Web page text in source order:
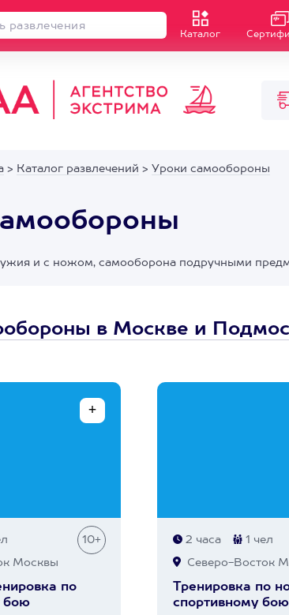
Каталог
> Каталог развлечений > Уроки самообороны
и с ножом, самооборона подручными
в Москве и
10+
Москвы
по
бою
2 часа 1 чел
Северо-Восток
Тренировка по
спортивному